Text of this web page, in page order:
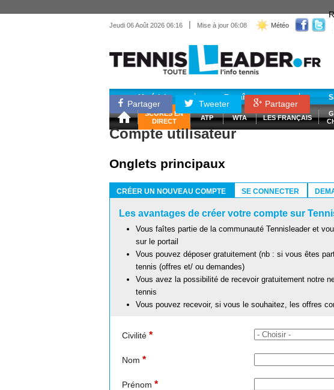
Jeudi 06 Août 2026 06:16 | Mise à jour 06:08 Météo
Matériel Entraînement
SCORES EN
DIRECT
ATP WTA LES FRANÇAIS
Partager Tweeter Partager
Compte utilisateur
Onglets principaux
CRÉER UN NOUVEAU COMPTE
SE CONNECTER
Les avantages de créer votre compte sur
Vous faîtes partie de la communauté Tennisleader et
sur le portail
Vous pouvez déposer gratuitement (nb : si vous êtes
tennis (offres et/ ou demandes)
Vous avez la possibilité de recevoir gratuitement notre
tennis
Vous pouvez recevoir, si vous le souhaitez, les offres
Civilité *
Nom *
Prénom *